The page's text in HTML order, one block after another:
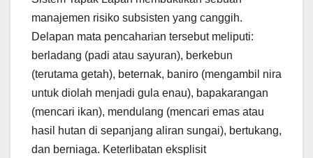
manajemen risiko subsisten yang canggih.
Delapan mata pencaharian tersebut meliputi:
berladang (padi atau sayuran), berkebun
(terutama getah), beternak, baniro (mengambil nira
untuk diolah menjadi gula enau), bapakarangan
(mencari ikan), mendulang (mencari emas atau
hasil hutan di sepanjang aliran sungai), bertukang,
dan berniaga. Keterlibatan eksplisit